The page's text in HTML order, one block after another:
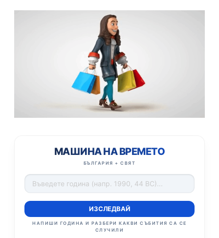
МАШИНА НА ВРЕМЕТО
БЪЛГАРИЯ + СВЯТ
ИЗСЛЕДВАЙ
НАПИШИ ГОДИНА И РАЗБЕРИ КАКВИ СЪБИТИЯ СА СЕ
СЛУЧИЛИ